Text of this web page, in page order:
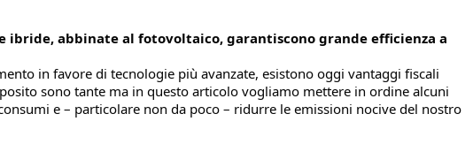
ibride, abbinate al fotovoltaico, garantiscono grande efficienza a
in favore di tecnologie più avanzate, esistono oggi vantaggi fiscali
sono tante ma in questo articolo vogliamo mettere in ordine alcuni
e – particolare non da poco – ridurre le emissioni nocive del nostro